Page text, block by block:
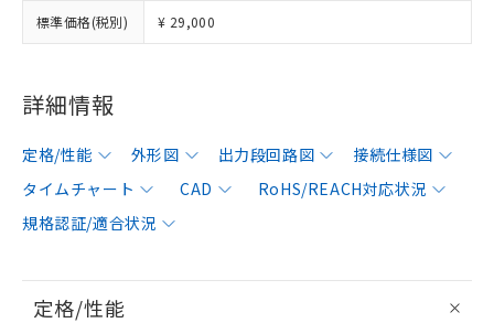
標準価格(税別) ¥ 29,000
詳細情報
定格/性能 外形図 出力段回路図
接続仕様図
タイムチャート
CAD
RoHS/REACH対応状況
規格認証/適合状況
定格/性能